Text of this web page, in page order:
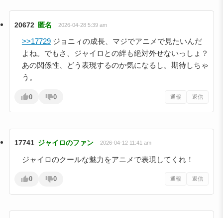
20672 匿名 2026-04-28 5:39 am
>>17729ジョニィの成長、マジでアニメで見たいんだ
よね。でもさ、ジャイロとの絆も絶対外せないっしょ？
あの関係性、どう表現するのか気になるし。期待しちゃ
う。
0 0 通報 返信
17741 ジャイロのファン 2026-04-12 11:41 am
ジャイロのクールな魅力をアニメで表現してくれ！
0 0 通報 返信